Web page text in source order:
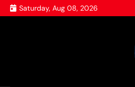
Skip
to
Saturday, Aug 08, 2026